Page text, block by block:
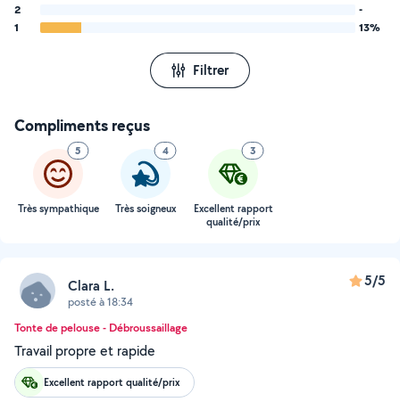
2
-
1
13%
Filtrer
Compliments reçus
5
Très sympathique
4
Très soigneux
3
Excellent rapport
qualité/prix
Clara L.
posté à 18:34
5/5
Tonte de pelouse - Débroussaillage
Travail propre et rapide
Excellent rapport qualité/prix